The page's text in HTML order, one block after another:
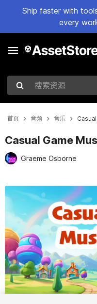
Ship faster with
every
搜索资源
首页 音频 音乐
Casual Game
Graeme Osborne
当前幻灯片：1 / 5